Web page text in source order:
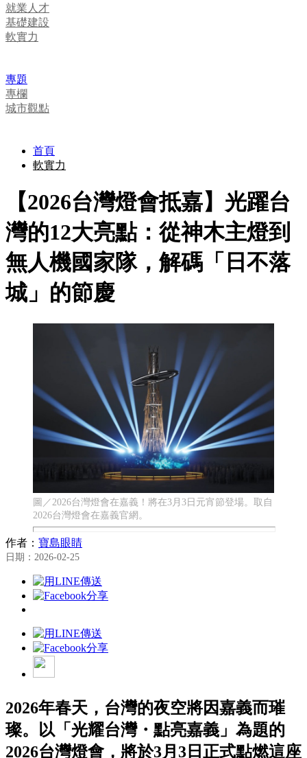
就業人才
基礎建設
軟實力
專題
專欄
城市觀點
首頁
軟實力
【2026台灣燈會抵嘉】光躍台
灣的12大亮點：從神木主燈到
無人機國家隊，解碼「日不落
城」的節慶
圖／2026台灣燈會在嘉義！將在3月3日元宵節登場。取自
2026台灣燈會在嘉義官網。
作者： 寶島眼睛
日期：2026-02-25
2026年春天，台灣的夜空將因嘉義而璀
璨。以「光耀台灣・點亮嘉義」為題的
2026台灣燈會，將於3月3日正式點燃這座